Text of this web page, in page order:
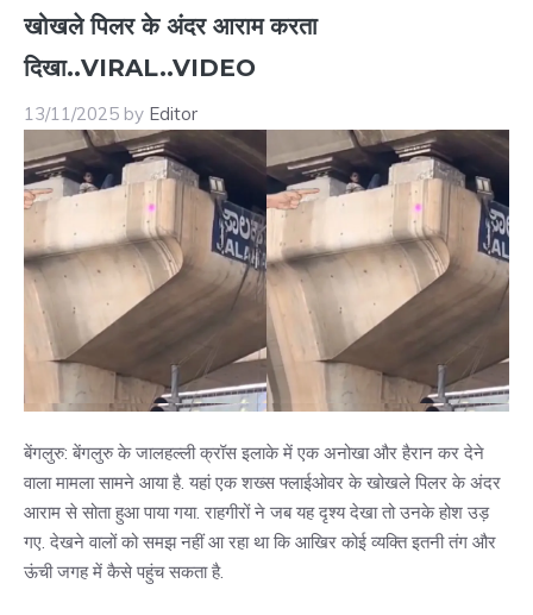
खोखले पिलर के अंदर आराम करता
दिखा..VIRAL..VIDEO
13/11/2025 by Editor
बेंगलुरु: बेंगलुरु के जालहल्ली क्रॉस इलाके में एक अनोखा और हैरान कर देने
वाला मामला सामने आया है. यहां एक शख्स फ्लाईओवर के खोखले पिलर के अंदर
आराम से सोता हुआ पाया गया. राहगीरों ने जब यह दृश्य देखा तो उनके होश उड़
गए. देखने वालों को समझ नहीं आ रहा था कि आखिर कोई व्यक्ति इतनी तंग और
ऊंची जगह में कैसे पहुंच सकता है.